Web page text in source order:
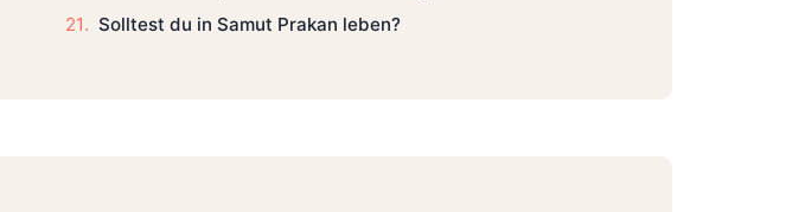
Solltest du in Samut Prakan leben?